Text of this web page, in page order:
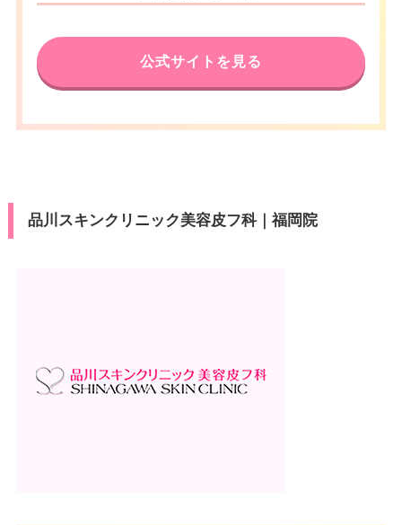
公式サイトを見る
品川スキンクリニック美容皮フ科｜福岡院